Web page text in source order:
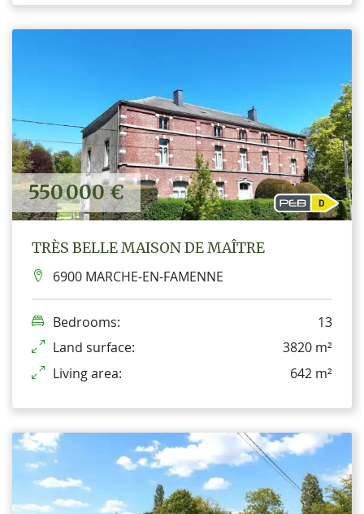
550 000 €
TRÈS BELLE MAISON DE MAÎTRE
6900 MARCHE-EN-FAMENNE
Bedrooms:
13
Land surface:
3820 m²
Living area:
642 m²